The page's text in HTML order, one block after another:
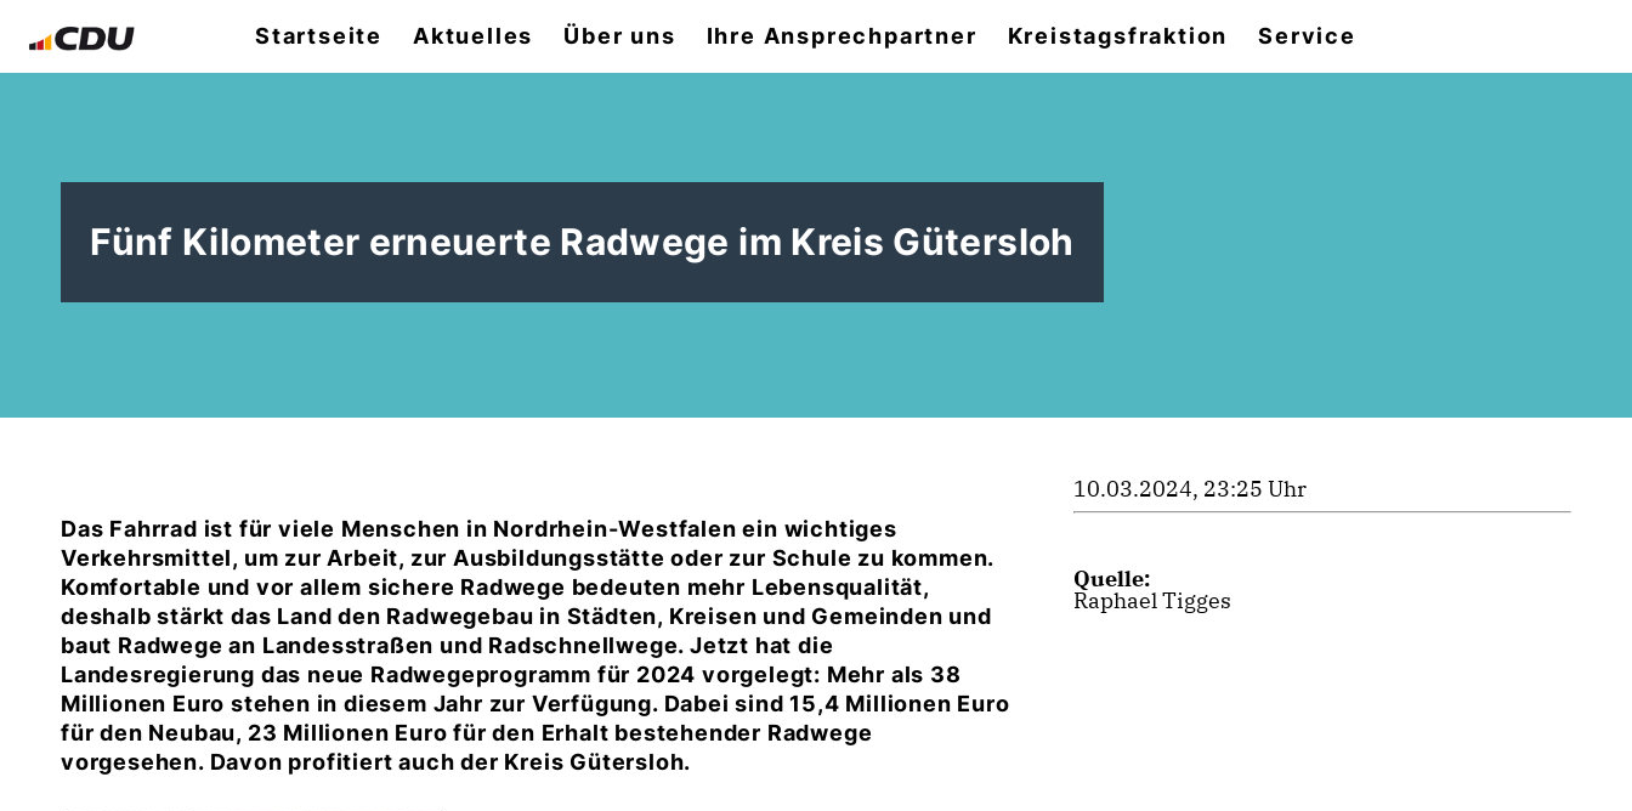
Startseite Aktuelles Über uns Ihre Ansprechpartner Kreistagsfraktion Service
Fünf Kilometer erneuerte Radwege im Kreis Gütersloh
Das Fahrrad ist für viele Menschen in Nordrhein-Westfalen ein wichtiges
Verkehrsmittel, um zur Arbeit, zur Ausbildungsstätte oder zur Schule zu kommen.
Komfortable und vor allem sichere Radwege bedeuten mehr Lebensqualität,
deshalb stärkt das Land den Radwegebau in Städten, Kreisen und Gemeinden und
baut Radwege an Landesstraßen und Radschnellwege. Jetzt hat die
Landesregierung das neue Radwegeprogramm für 2024 vorgelegt: Mehr als 38
Millionen Euro stehen in diesem Jahr zur Verfügung. Dabei sind 15,4 Millionen Euro
für den Neubau, 23 Millionen Euro für den Erhalt bestehender Radwege
vorgesehen. Davon profitiert auch der Kreis Gütersloh.
10.03.2024, 23:25 Uhr
Quelle:
Raphael Tigges